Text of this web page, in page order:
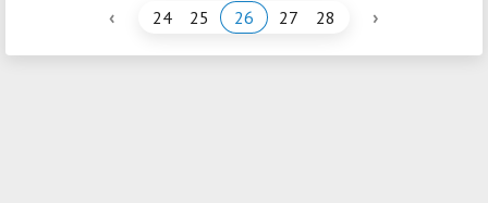
‹ 24 25 26 27 28 ›